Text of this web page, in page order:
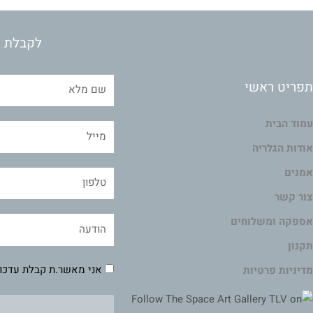
תפריט ראשי
עמוד הבית
אודות הגלריה
אמנים
צור קשר
אספקה ומשלוחים
תקנון
מדיניות פרטיות
לקבלת
אני מאשר.ת קבלת